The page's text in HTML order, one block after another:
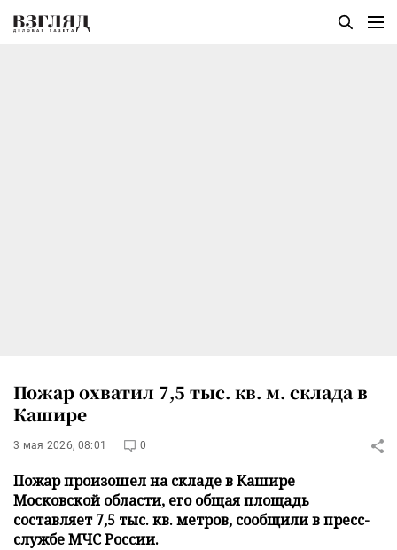
Пожар охватил 7,5 тыс. кв. м. склада в
Кашире
3 мая 2026, 08:01 0
Пожар произошел на складе в Кашире
Московской области, его общая площадь
составляет 7,5 тыс. кв. метров, сообщили в пресс-
службе МЧС России.